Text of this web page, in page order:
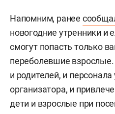
Напомним, ранее
новогодние утренники и
смогут попасть только
переболевшие взрослые.
и родителей, и
организатора, и
дети и взрослые при